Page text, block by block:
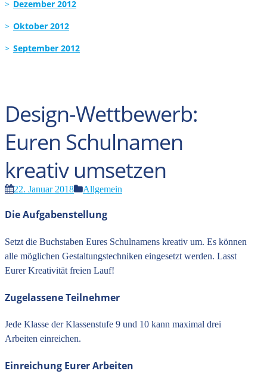
Dezember 2012
Oktober 2012
September 2012
Design-Wettbewerb:
Euren Schulnamen
kreativ umsetzen
22. Januar 2018 Allgemein
Die Aufgabenstellung
Setzt die Buchstaben Eures Schulnamens kreativ um. Es können
alle möglichen Gestaltungstechniken eingesetzt werden. Lasst
Eurer Kreativität freien Lauf!
Zugelassene Teilnehmer
Jede Klasse der Klassenstufe 9 und 10 kann maximal drei
Arbeiten einreichen.
Einreichung Eurer Arbeiten